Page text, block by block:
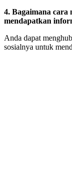
4. Bagaimana
mendapatkan
Anda dapat
sosialnya untuk